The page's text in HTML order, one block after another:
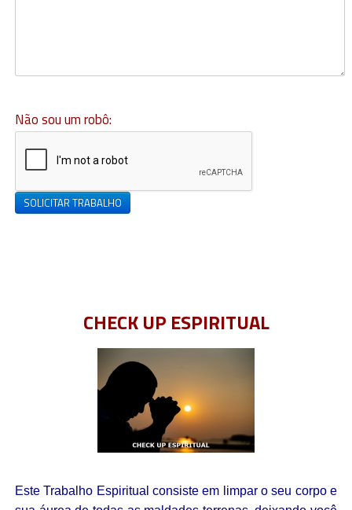
Não sou um robô:
SOLICITAR TRABALHO
CHECK UP ESPIRITUAL
Este Trabalho Espiritual consiste em limpar o seu corpo e